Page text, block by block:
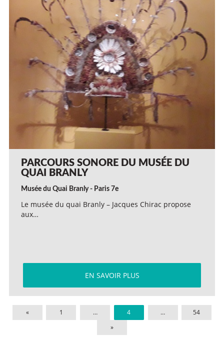
PARCOURS SONORE DU MUSÉE DU
QUAI BRANLY
Musée du Quai Branly - Paris 7e
Le musée du quai Branly – Jacques Chirac propose
aux…
EN SAVOIR PLUS
« 1 … 4 …
54
»